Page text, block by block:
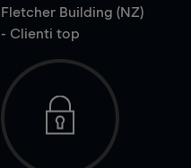
Fletcher Building (NZ)
- Clienti top